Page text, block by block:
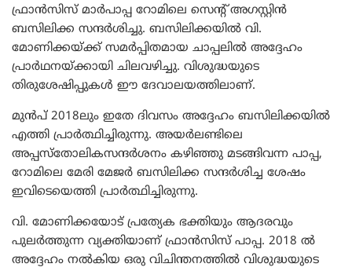
ഫ്രാൻസിസ് മാർപാപ്പ റോമിലെ സെന്റ് അഗസ്റ്റിൻ
ബസിലിക്ക സന്ദർശിച്ചു. ബസിലിക്കയിൽ വി.
മോണിക്കയ്ക്ക് സമർപ്പിതമായ ചാപ്പലിൽ അദ്ദേഹം
പ്രാർഥനയ്ക്കായി ചിലവഴിച്ചു. വിശുദ്ധയുടെ
തിരുശേഷിപ്പുകൾ ഈ ദേവാലയത്തിലാണ്.
മുൻപ് 2018ലും ഇതേ ദിവസം അദ്ദേഹം ബസിലിക്കയിൽ
എത്തി പ്രാർത്ഥിച്ചിരുന്നു. അയർലണ്ടിലെ
അപ്പസ്തോലികസന്ദർശനം കഴിഞ്ഞു മടങ്ങിവന്ന പാപ്പ,
റോമിലെ മേരി മേജർ ബസിലിക്ക സന്ദർശിച്ച ശേഷം
ഇവിടെയെത്തി പ്രാർത്ഥിച്ചിരുന്നു.
വി. മോണിക്കയോട് പ്രത്യേക ഭക്തിയും ആദരവും
പുലർത്തുന്ന വ്യക്തിയാണ് ഫ്രാൻസിസ് പാപ്പ. 2018 ൽ
അദ്ദേഹം നൽകിയ ഒരു വിചിന്തനത്തിൽ വിശുദ്ധയുടെ